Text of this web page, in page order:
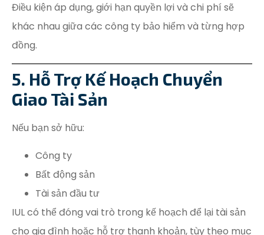
Điều kiện áp dụng, giới hạn quyền lợi và chi phí sẽ
khác nhau giữa các công ty bảo hiểm và từng hợp
đồng.
5. Hỗ Trợ Kế Hoạch Chuyển
Giao Tài Sản
Nếu bạn sở hữu:
Công ty
Bất động sản
Tài sản đầu tư
IUL có thể đóng vai trò trong kế hoạch để lại tài sản
cho gia đình hoặc hỗ trợ thanh khoản, tùy theo mục